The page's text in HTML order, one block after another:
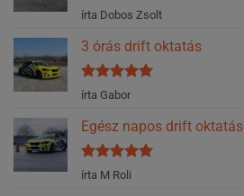
Értékelés:5
írta Dobos Zsolt
3 órás drift oktatás
Értékelés:
írta Gabor
Egész napos drift oktatás
Értékelés:
írta M Roli